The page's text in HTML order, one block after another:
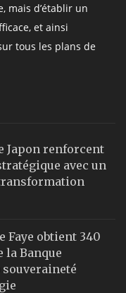
mais d’établir un
et ainsi
tous les plans de
Japon renforcent
avec un
Faye obtient 340
la Banque